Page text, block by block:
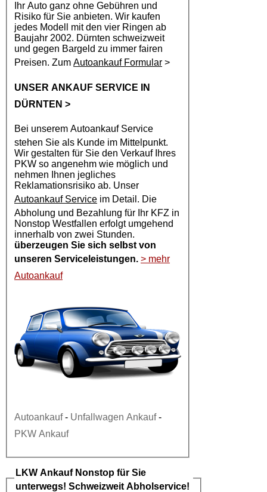
Ihr Auto ganz ohne Gebühren und
Risiko für Sie anbieten. Wir kaufen
jedes Modell mit den vier Ringen ab
Baujahr 2002. Dürnten schweizweit
und gegen Bargeld zu immer fairen
Preisen. Zum Autoankauf Formular >
UNSER ANKAUF SERVICE IN
DÜRNTEN >
Bei unserem AutoankaufService
stehen Sie als Kunde im Mittelpunkt.
Wir gestalten für Sie den Verkauf Ihres
PKW so angenehm wie möglich und
nehmen Ihnen jegliches
Reklamationsrisiko ab. Unser
Autoankauf Service im Detail. Die
Abholung und Bezahlung für Ihr KFZ in
Nonstop Westfallen erfolgt umgehend
innerhalb von zwei Stunden.
überzeugen Sie sich selbst von
unseren Serviceleistungen. > mehr
Autoankauf
Autoankauf- Unfallwagen Ankauf-
PKW Ankauf
LKW AnkaufNonstop für Sie
unterwegs! Schweizweit Abholservice!